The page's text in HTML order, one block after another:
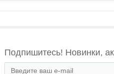
Подпишитесь! Новинки,